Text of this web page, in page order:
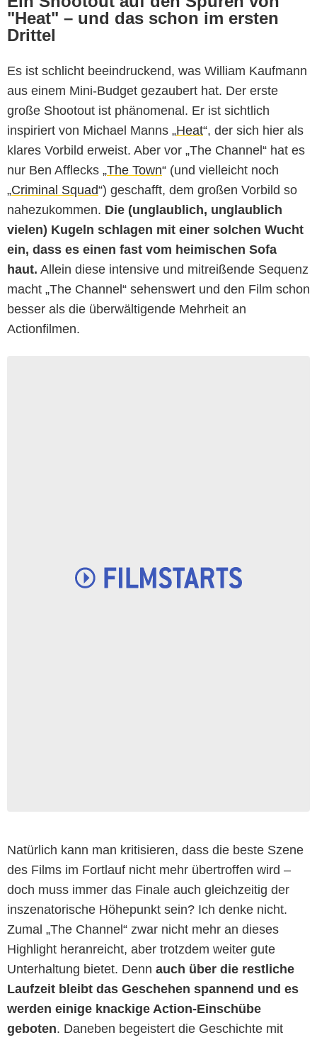
"Heat" – und das schon im ersten
Drittel
Es ist schlicht beeindruckend, was William Kaufmann
aus einem Mini-Budget gezaubert hat. Der erste
große Shootout ist phänomenal. Er ist sichtlich
inspiriert von Michael Manns „Heat“, der sich hier als
klares Vorbild erweist. Aber vor „The Channel“ hat es
nur Ben Afflecks „The Town“ (und vielleicht noch
„Criminal Squad“) geschafft, dem großen Vorbild so
nahezukommen. Die (unglaublich, unglaublich
vielen) Kugeln schlagen mit einer solchen Wucht
ein, dass es einen fast vom heimischen Sofa
haut. Allein diese intensive und mitreißende Sequenz
macht „The Channel“ sehenswert und den Film schon
besser als die überwältigende Mehrheit an
Actionfilmen.
Natürlich kann man kritisieren, dass die beste Szene
des Films im Fortlauf nicht mehr übertroffen wird –
doch muss immer das Finale auch gleichzeitig der
inszenatorische Höhepunkt sein? Ich denke nicht.
Zumal „The Channel“ zwar nicht mehr an dieses
Highlight heranreicht, aber trotzdem weiter gute
Unterhaltung bietet. Denn auch über die restliche
Laufzeit bleibt das Geschehen spannend und es
werden einige knackige Action-Einschübe
geboten. Daneben begeistert die Geschichte mit